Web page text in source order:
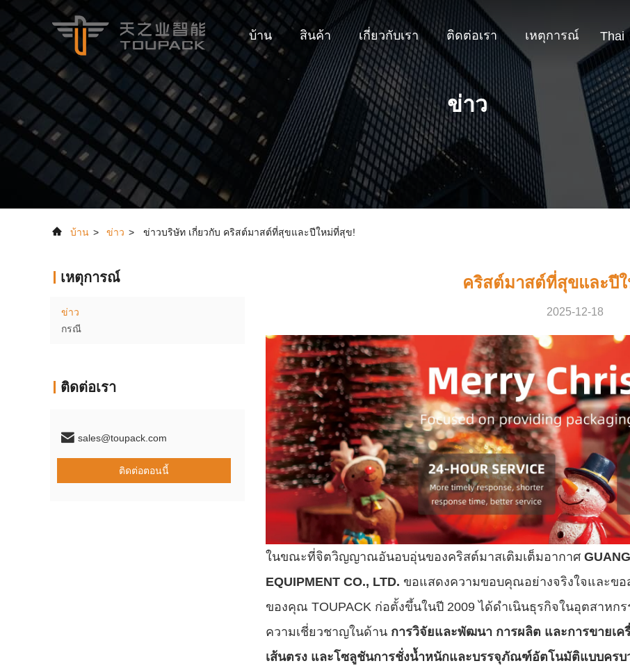
บ้าน สินค้า เกี่ยวกับเรา ติดต่อเรา เหตุการณ์ Thai
ข่าว
บ้าน > ข่าว > ข่าวบริษัท เกี่ยวกับ คริสต์มาสต์ที่สุขและปีใหม่ที่สุข!
เหตุการณ์
ข่าว
กรณี
ติดต่อเรา
sales@toupack.com
ติดต่อตอนนี้
คริสต์มาสต์ที่สุขและปี
2025-12-18
ในขณะที่จิตวิญญาณอันอบอุ่นของคริสต์มาสเติมเต็มอากาศ
EQUIPMENT CO., LTD. ขอแสดงความขอบคุณอย่างจริงใจและข
ของคุณ TOUPACK ก่อตั้งขึ้นในปี 2009 ได้ดำเนินธุรกิจในอุตสาหก
ความเชี่ยวชาญในด้าน การวิจัยและพัฒนา การผลิต และการขายเ
เส้นตรง และโซลูชันการชั่งน้ำหนักและบรรจุภัณฑ์อัตโนมัติแบบครบ